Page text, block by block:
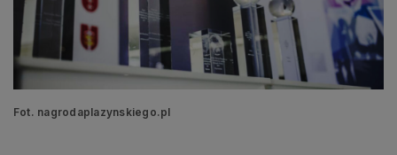
Fot. nagrodaplazynskiego.pl